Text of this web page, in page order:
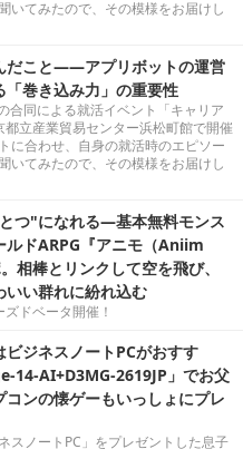
いてみたので、その模様をお届けし
だこと――アプリボットの運営
「巻き込み力」の重要性
同による就活イベント「キャリア
立産業貿易センター浜松町館で開催
に合わせ、自身の就活時のエピソー
いてみたので、その模様をお届けし
つ"になれる―基本無料モンス
ルドARPG『アニモ（Aniim
相棒とリンクして空を飛び、
いい群れに紛れ込む
ドベータ開催！
ジネスノートPCがおすす
14-AI+D3MG-2619JP」でお父
ンの懐ゲーもいっしょにプレ
スノートPC」をプレゼントした息子